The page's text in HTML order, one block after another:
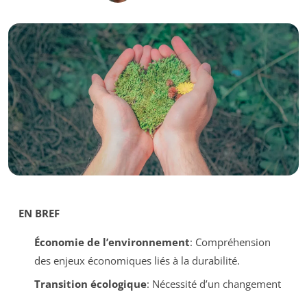
EN BREF
Économie de l’environnement: Compréhension
des enjeux économiques liés à la durabilité.
Transition écologique: Nécessité d’un changement